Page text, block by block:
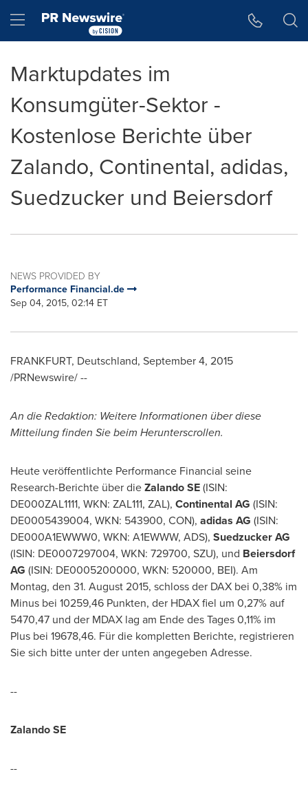
Hamburger menu
Marktupdates im
Konsumgüter-Sektor -
Kostenlose Berichte über
Zalando, Continental, adidas,
Suedzucker und Beiersdorf
NEWS PROVIDED BY
Performance Financial.de
Sep 04, 2015, 02:14 ET
FRANKFURT, Deutschland, September 4, 2015
/PRNewswire/ --
An die Redaktion: Weitere Informationen über diese
Mitteilung finden Sie beim Herunterscrollen.
Heute veröffentlichte Performance Financial seine
Research-Berichte über dieZalando SE(ISIN:
DE000ZAL1111, WKN: ZAL111, ZAL), Continental AG (ISIN:
DE0005439004, WKN: 543900, CON), adidas AG (ISIN:
DE000A1EWWW0, WKN: A1EWWW, ADS), Suedzucker AG
(ISIN: DE0007297004, WKN: 729700, SZU), und Beiersdorf
AG (ISIN: DE0005200000, WKN: 520000, BEI). Am
Montag, den 31. August 2015, schlossder DAX bei 0,38% im
Minus bei 10259,46 Punkten, der HDAX fiel um 0,27% auf
5470,47 und der MDAX lag am Ende des Tages 0,11% im
Plus bei 19678,46. Für die kompletten Berichte, registrieren
Sie sich bitte unter der unten angegeben Adresse.
--
Zalando SE
--